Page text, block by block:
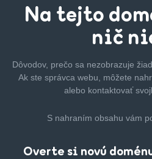
Na tejto
nič
Dôvodov, prečo sa nezobrazuje
Ak ste správca webu, môžete
alebo kontaktovať
S nahraním obsahu vám
Overte si novú